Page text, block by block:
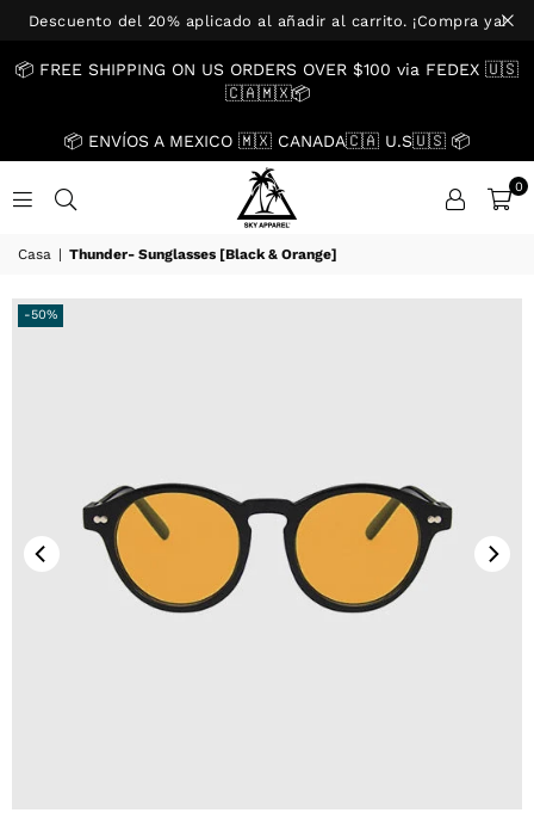
Descuento del 20% aplicado al añadir al carrito. ¡Compra ya!
📦 FREE SHIPPING ON US ORDERS OVER $100 via FEDEX 🇺🇸
🇨🇦🇲🇽📦
📦 ENVÍOS A MEXICO 🇲🇽 CANADA🇨🇦 U.S🇺🇸 📦
US.SKYAPPAREL.CO
0
Casa | Thunder- Sunglasses [Black & Orange]
-50%